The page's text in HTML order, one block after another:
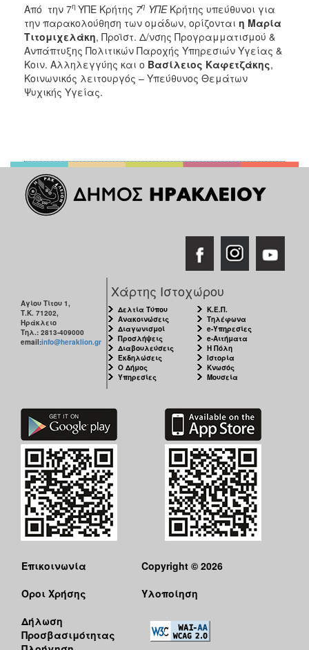
Από την 7η ΥΠΕ Κρήτης 7η ΥΠΕΚρήτης υπεύθυνοι για
την παρακολούθηση των ομάδων, ορίζονται η Μαρία
Τιτομιχελάκη, Προϊστ. Δ/νσης Προγραμματισμού &
Ανπάπτυξης Πολιτικών Παροχής Υπηρεσιών Υγείας &
Κοιν. Αλληλεγγύης και ο Βασίλειος Καφετζάκης,
Κοινωνικός λειτουργός – Υπεύθυνος Θεμάτων
Ψυχικής Υγείας.
Αγίου Τίτου 1,
Τ.Κ. 71202,
Ηράκλειο
Τηλ.: 2813-409000
email:info@heraklion.gr
Χάρτης Ιστοχώρου
Δελτία Τύπου
Ανακοινώσεις
Διαγωνισμοί
Προσλήψεις
Διαβουλεύσεις
Εκδηλώσεις
Ο Δήμος
Υπηρεσίες
Κ.Ε.Π.
Τηλέφωνα
e-Υπηρεσίες
e-Αιτήματα
Η Πόλη
Ιστορία
Κνωσός
Μουσεία
Επικοινωνία
Όροι Χρήσης
Δήλωση
Προσβασιμότητας
Copyright © 2026
Υλοποίηση